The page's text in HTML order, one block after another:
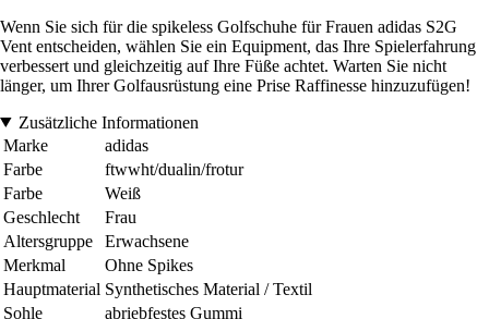
Wenn Sie sich für die spikeless Golfschuhe für Frauen adidas S2G
Vent entscheiden, wählen Sie ein Equipment, das Ihre Spielerfahrung
verbessert und gleichzeitig auf Ihre Füße achtet. Warten Sie nicht
länger, um Ihrer Golfausrüstung eine Prise Raffinesse hinzuzufügen!
Zusätzliche Informationen
Marke
adidas
Farbe
ftwwht/dualin/frotur
Farbe
Weiß
Geschlecht
Frau
Altersgruppe
Erwachsene
Merkmal
Ohne Spikes
Hauptmaterial Synthetisches Material / Textil
Sohle
abriebfestes Gummi